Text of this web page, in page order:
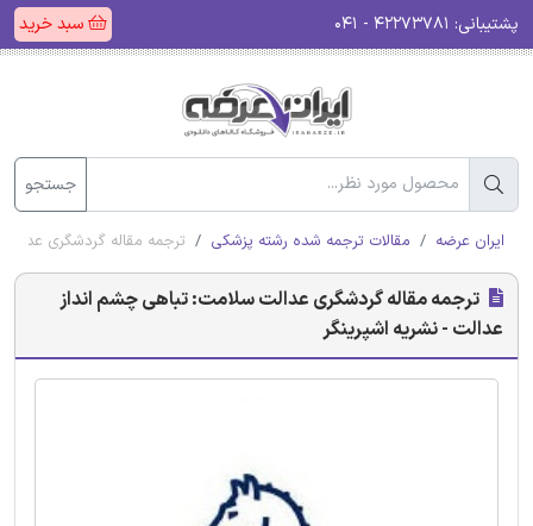
پشتیبانی: سبد خرید
جستجو
ایران عرضه مقالات ترجمه شده رشته پزشکی ترجمه مقاله گردشگری
ترجمه مقاله گردشگری عدالت سلامت: تباهی چشم انداز
عدالت - نشریه اشپرینگر